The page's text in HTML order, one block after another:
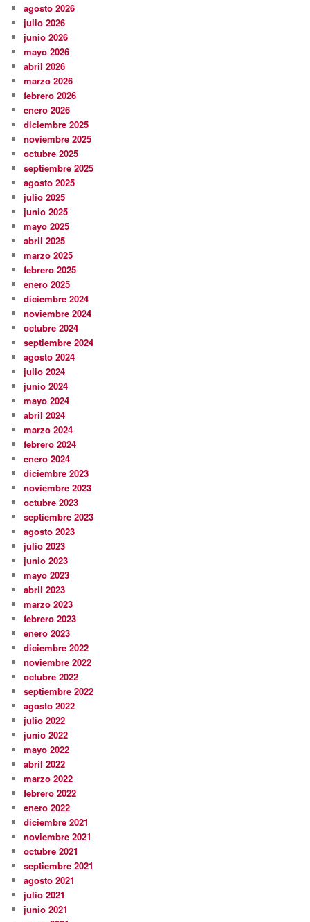
agosto 2026
julio 2026
junio 2026
mayo 2026
abril 2026
marzo 2026
febrero 2026
enero 2026
diciembre 2025
noviembre 2025
octubre 2025
septiembre 2025
agosto 2025
julio 2025
junio 2025
mayo 2025
abril 2025
marzo 2025
febrero 2025
enero 2025
diciembre 2024
noviembre 2024
octubre 2024
septiembre 2024
agosto 2024
julio 2024
junio 2024
mayo 2024
abril 2024
marzo 2024
febrero 2024
enero 2024
diciembre 2023
noviembre 2023
octubre 2023
septiembre 2023
agosto 2023
julio 2023
junio 2023
mayo 2023
abril 2023
marzo 2023
febrero 2023
enero 2023
diciembre 2022
noviembre 2022
octubre 2022
septiembre 2022
agosto 2022
julio 2022
junio 2022
mayo 2022
abril 2022
marzo 2022
febrero 2022
enero 2022
diciembre 2021
noviembre 2021
octubre 2021
septiembre 2021
agosto 2021
julio 2021
junio 2021